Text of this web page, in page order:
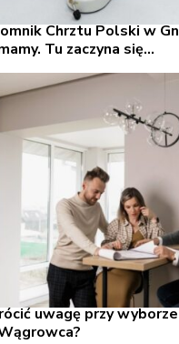
Chrztu Polski w
Tu zaczyna się...
uwagę przy